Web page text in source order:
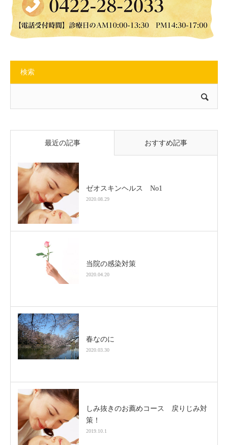
検索
最近の記事 おすすめ記事
ゼオスキンヘルス No1
2020.08.29
当院の感染対策
2020.04.20
春なのに
2020.03.30
しみ抜きのお薦めコース 戻りじみ対
策！
2019.10.1